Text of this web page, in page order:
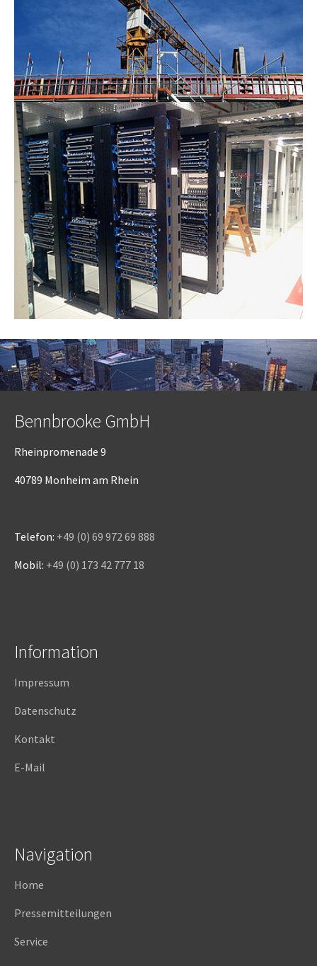
Bennbrooke GmbH
Rheinpromenade 9
40789 Monheim am Rhein
Telefon: +49 (0) 69 972 69 888
Mobil: +49 (0) 173 42 777 18
Information
Impressum
Datenschutz
Kontakt
E-Mail
Navigation
Home
Pressemitteilungen
Service